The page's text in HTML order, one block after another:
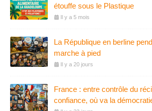
étouffe sous le Plastique
Il y a 5 mois
La République en berline
marche à pied
Il y a 20 jours
France : entre contrôle du
confiance, où va la